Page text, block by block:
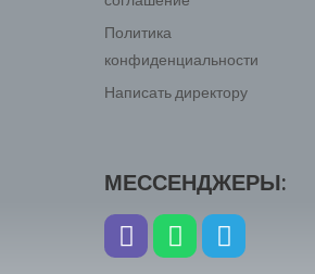
Политика
конфиденциальности
Написать директору
МЕССЕНДЖЕРЫ: